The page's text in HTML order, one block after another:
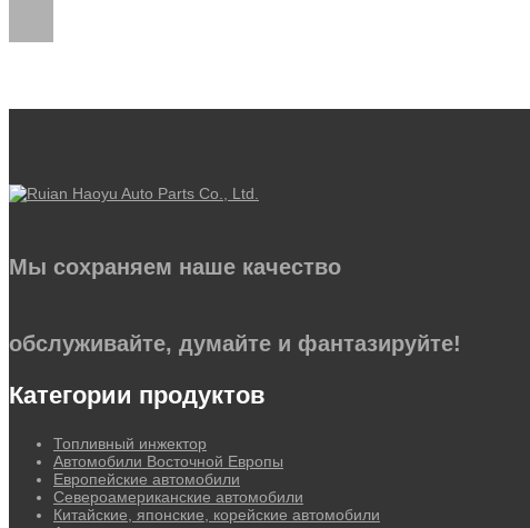
Мы сохраняем наше качество
обслуживайте, думайте и фантазируйте!
Категории продуктов
Топливный инжектор
Автомобили Восточной Европы
Европейские автомобили
Североамериканские автомобили
Китайские, японские, корейские автомобили